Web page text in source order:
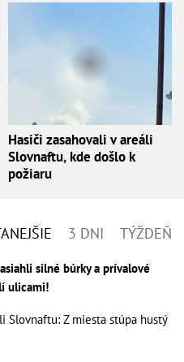
Hasiči zasahovali v areáli
Slovnaftu, kde došlo k
požiaru
3 DNI TÝŽDEŇ
silné búrky a prívalové
ulicami!
Slovnaftu: Z miesta stúpa hustý